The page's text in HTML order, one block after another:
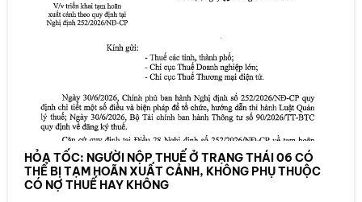
HỎA TỐC: NGƯỜI NỘP THUẾ Ở TRẠNG THÁI 06 CÓ
THỂ BỊ TẠM HOÃN XUẤT CẢNH, KHÔNG PHỤ THUỘC
CÓ NỢ THUẾ HAY KHÔNG